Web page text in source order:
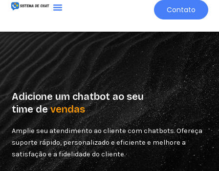
conteúdo
Contato
Adicione um chatbot ao seu
time devendas
Amplie seu atendimento ao cliente com chatbots. Ofereça
suporte rápido, personalizado e eficiente e melhore a
satisfação e a fidelidade do cliente.